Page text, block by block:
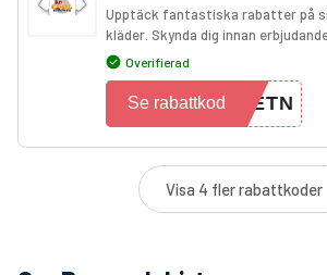
Upptäck fantastiska rabatter på
kläder. Skynda dig innan
Overifierad
HETN
Se rabattkod
Visa 4 fler rabattkoder